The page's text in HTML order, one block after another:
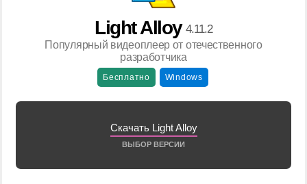
Light Alloy 4.11.2
Популярный видеоплеер от отечественного
разработчика
Бесплатно Windows
Скачать Light Alloy
ВЫБОР ВЕРСИИ